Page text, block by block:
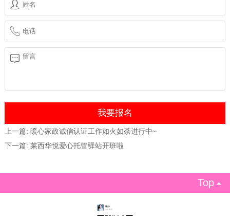
上一篇: 暖心家政诚信认证工作如火如荼进行中~
下一篇: 莱西华悦爱心托管驿站开班啦
Top